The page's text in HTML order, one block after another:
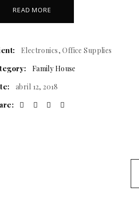
READ MORE
Electronics, Office Supplies
Family House
abril 12, 2018